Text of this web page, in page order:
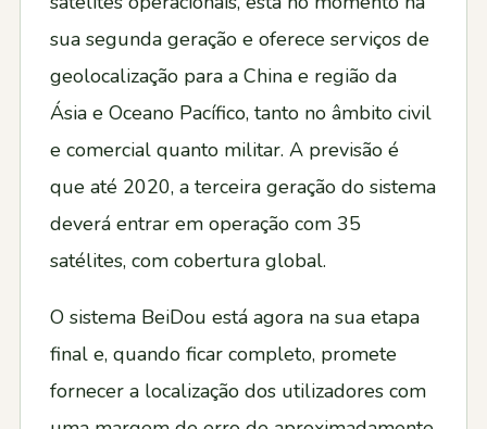
sua segunda geração e oferece serviços de
geolocalização para a China e região da
Ásia e Oceano Pacífico, tanto no âmbito civil
e comercial quanto militar. A previsão é
que até 2020, a terceira geração do sistema
deverá entrar em operação com 35
satélites, com cobertura global.
O sistema BeiDou está agora na sua etapa
final e, quando ficar completo, promete
fornecer a localização dos utilizadores com